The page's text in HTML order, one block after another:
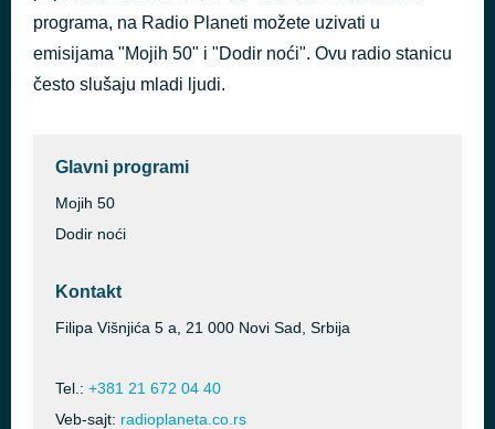
programa, na Radio Planeti možete uzivati u
emisijama "Mojih 50" i "Dodir noći". Ovu radio stanicu
često slušaju mladi ljudi.
Glavni programi
Mojih 50
Dodir noći
Kontakt
Filipa Višnjića 5 a, 21 000 Novi Sad, Srbija
Tel.: +381 21 672 04 40
Veb-sajt: radioplaneta.co.rs